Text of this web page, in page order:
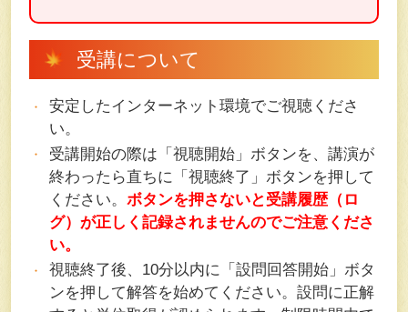
受講について
安定したインターネット環境でご視聴くださ
い。
受講開始の際は「視聴開始」ボタンを、講演が
終わったら直ちに「視聴終了」ボタンを押して
ください。ボタンを押さないと受講履歴（ロ
グ）が正しく記録されませんのでご注意くださ
い。
視聴終了後、10分以内に「設問回答開始」ボタ
ンを押して解答を始めてください。設問に正解